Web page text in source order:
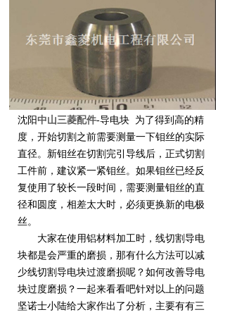
沈阳中山三菱配件-导电块 为了得到高的精
度，开始切割之前需要测量一下钼丝的实际
直径。新钼丝在切割完引导线后，正式切割
工件前，建议紧一紧钼丝。如果钼丝已经反
复使用了较长一段时间，需要测量钼丝的直
径和圆度，相差太大时，必须更换新的电极
丝。
大家在使用铝材料加工时，线切割导电
块都是会严重的磨损，那有什么方法可以减
少线切割导电块过渡磨损呢？如何改善导电
块过度磨损？一起来看看吧针对以上的问题
坚诺士小陆给大家作出了分析，主要有有三